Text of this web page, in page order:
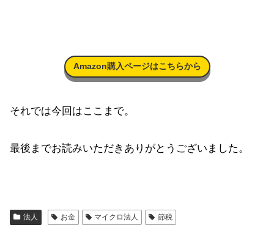
Amazon購入ページはこちらから
それでは今回はここまで。
最後までお読みいただきありがとうございました。
法人 お金 マイクロ法人 節税